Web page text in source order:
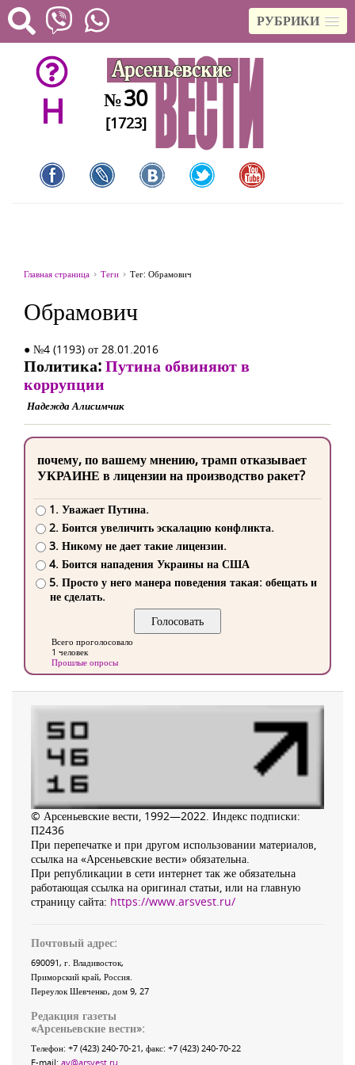
РУБРИКИ
H №30
[1723]
Главная страница Теги Тег: Обрамович
Обрамович
● №4 (1193) от 28.01.2016
Политика:Путина обвиняют в
коррупции
Надежда Алисимчик
почему, по вашему мнению, трамп отказывает
УКРАИНЕ в лицензии на производство ракет?
1. Уважает Путина.
2. Боится увеличить эскалацию конфликта.
3. Никому не дает такие лицензии.
4. Боится нападения Украины на США
5. Просто у него манера поведения такая: обещать и
не сделать.
Всего проголосовало
1 человек
Прошлые опросы
© Арсеньевские вести, 1992—2022. Индекс подписки:
П2436
При перепечатке и при другом использовании материалов,
ссылка на «Арсеньевские вести» обязательна.
При републикации в сети интернет так же обязательна
работающая ссылка на оригинал статьи, или на главную
страницу сайта: https://www.arsvest.ru/
Почтовый адрес:
690091, г. Владивосток,
Приморский край, Россия
Переулок Шевченко, дом 9, 27
Редакция газеты
«Арсеньевские вести»:
Телефон: +7 (423) 240-70-21, факс: +7 (423) 240-70-22
E-mail: av@arsvest.ru